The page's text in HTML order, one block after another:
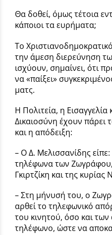
Θα δοθεί, όμως τέτοια
κάποιοι τα ευρήματα;
Το
την άμεση διερεύνηση
ισχύουν, σημαίνει, ότι
να «παίξει»
ματς.
Η Πολιτεία, η Εισαγγελία
Δικαιοσύνη έχουν πά­ρει
και η απόδειξη:
– Ο Δ. Μελισσανίδης
τηλέφωνα των
Γκιρτζίκη και της
– Στη μήνυσή του, ο
αρθεί το τηλεφωνικό
του κινη­τού, όσο και
τηλέφωνο, ώστε να